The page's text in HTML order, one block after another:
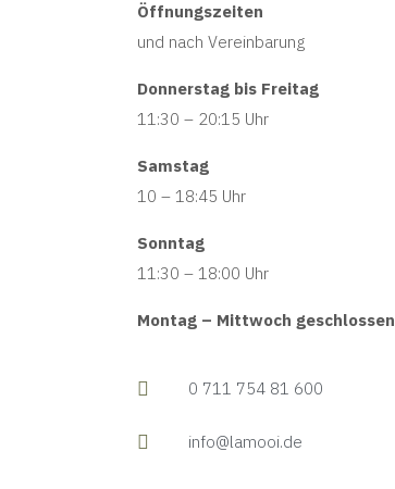
Öffnungszeiten
und nach Vereinbarung
Donnerstag bis Freitag
11:30 – 20:15 Uhr
Samstag
10 – 18:45 Uhr
Sonntag
11:30 – 18:00 Uhr
Montag – Mittwoch geschlossen
0 711 754 81 600
info@lamooi.de